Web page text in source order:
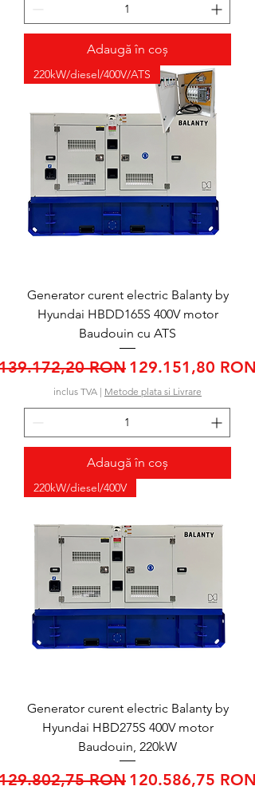
Adaugă în coș
220kW/diesel/400V/ATS
Generator curent electric Balanty by
Hyundai HBDD165S 400V motor
Baudouin cu ATS
normalRON Preț redus
129.151,80 RON
inclus TVA | Metode plata si Livrare
Adaugă în coș
220kW/diesel/400V
Generator curent electric Balanty by
Hyundai HBD275S 400V motor
Baudouin, 220kW
normalRON Preț redus
120.586,75 RON